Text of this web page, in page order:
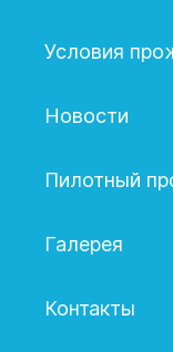
Условия
Новости
Пилотный
Галерея
Контакты